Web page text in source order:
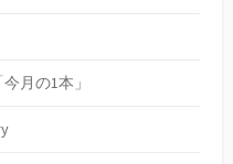
月の1本」